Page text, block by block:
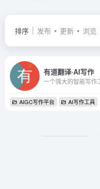
排序 发布 更新 浏览
有道翻译·AI写作
AIGC写作平台 AI写作工具